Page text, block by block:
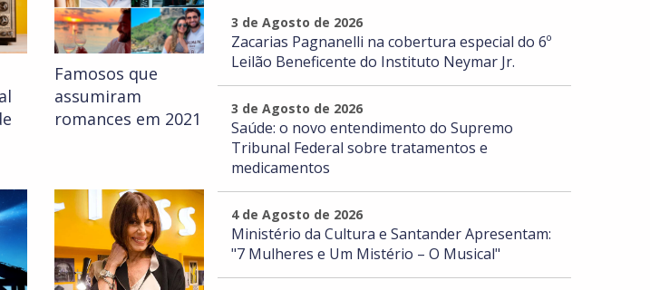
Famosos que
assumiram
romances em 2021
3 de Agosto de 2026
Zacarias Pagnanelli na cobertura especial do 6º
Leilão Beneficente do Instituto Neymar Jr.
3 de Agosto de 2026
Saúde: o novo entendimento do Supremo
Tribunal Federal sobre tratamentos e
medicamentos
4 de Agosto de 2026
Ministério da Cultura e Santander Apresentam:
"7 Mulheres e Um Mistério – O Musical"